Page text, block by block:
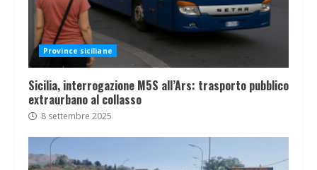
Province siciliane
Sicilia, interrogazione M5S all’Ars: trasporto pubblico
extraurbano al collasso
8 settembre 2025